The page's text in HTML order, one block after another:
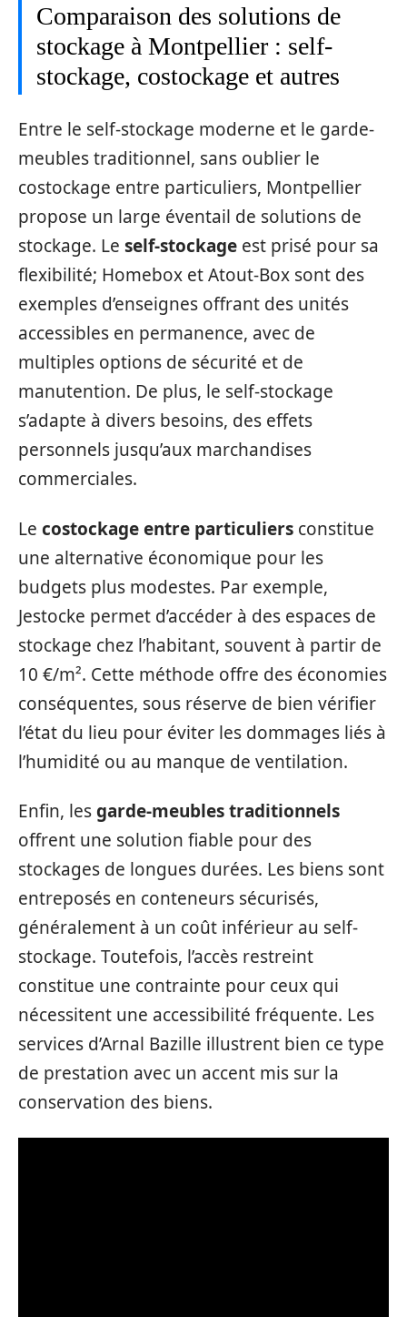
Comparaison des solutions de
stockage à Montpellier : self-
stockage, costockage et autres
Entre le self-stockage moderne et le garde-
meubles traditionnel, sans oublier le
costockage entre particuliers, Montpellier
propose un large éventail de solutions de
stockage. Le self-stockage est prisé pour sa
flexibilité; Homebox et Atout-Box sont des
exemples d’enseignes offrant des unités
accessibles en permanence, avec de
multiples options de sécurité et de
manutention. De plus, le self-stockage
s’adapte à divers besoins, des effets
personnels jusqu’aux marchandises
commerciales.
Le costockage entre particuliers constitue
une alternative économique pour les
budgets plus modestes. Par exemple,
Jestocke permet d’accéder à des espaces de
stockage chez l’habitant, souvent à partir de
10 €/m². Cette méthode offre des économies
conséquentes, sous réserve de bien vérifier
l’état du lieu pour éviter les dommages liés à
l’humidité ou au manque de ventilation.
Enfin, lesgarde-meubles traditionnels
offrent une solution fiable pour des
stockages de longues durées. Les biens sont
entreposés en conteneurs sécurisés,
généralement à un coût inférieur au self-
stockage. Toutefois, l’accès restreint
constitue une contrainte pour ceux qui
nécessitent une accessibilité fréquente. Les
services d’Arnal Bazille illustrent bien ce type
de prestation avec un accent mis sur la
conservation des biens.